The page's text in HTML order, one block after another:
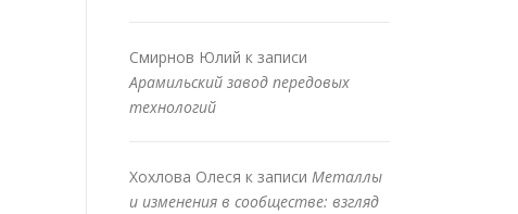
Смирнов Юлий к записи
Арамильский завод передовых
технологий
Хохлова Олеся к записи Металлы
и изменения в сообществе: взгляд